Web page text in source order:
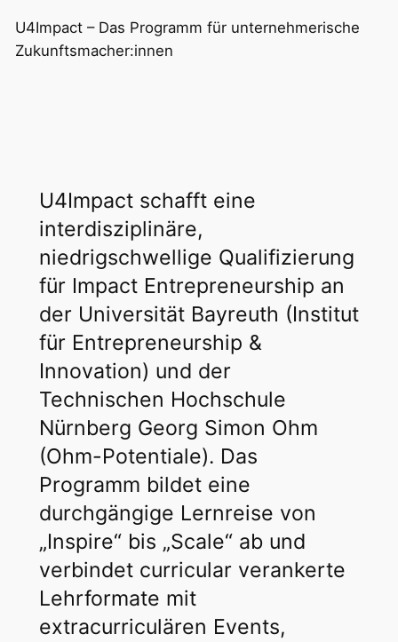
U4Impact – Das Programm für unternehmerische
Zukunftsmacher:innen
U4Impact schafft eine
interdisziplinäre,
niedrigschwellige Qualifizierung
für Impact Entrepreneurship an
der Universität Bayreuth (Institut
für Entrepreneurship &
Innovation) und der
Technischen Hochschule
Nürnberg Georg Simon Ohm
(Ohm-Potentiale). Das
Programm bildet eine
durchgängige Lernreise von
„Inspire“ bis „Scale“ ab und
verbindet curricular verankerte
Lehrformate mit
extracurriculären Events,